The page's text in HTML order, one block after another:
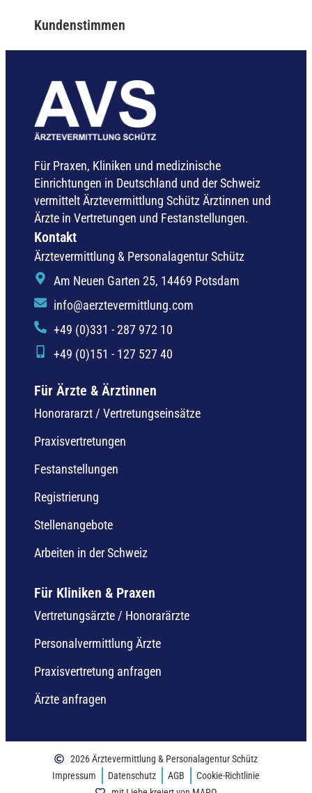
Kundenstimmen
Für Praxen, Kliniken und medizinische
Einrichtungen in Deutschland und der Schweiz
vermittelt Ärztevermittlung Schütz Ärztinnen und
Ärzte in Vertretungen und Festanstellungen.
Für Ärzte & Ärztinnen
Honorararzt / Vertretungseinsätze
Praxisvertretungen
Festanstellungen
Registrierung
Stellenangebote
Arbeiten in der Schweiz
Für Kliniken & Praxen
Vertretungsärzte / Honorarärzte
Personalvermittlung Ärzte
Praxisvertretung anfragen
Ärzte anfragen
Kontakt
Ärztevermittlung & Personalagentur Schütz
Am Neuen Garten 25, 14469 Potsdam
info@aerztevermittlung.com
+49 (0)331 - 287 972 10
+49 (0)151 - 127 527 40
2026 Ärztevermittlung & Personalagentur Schütz
Impressum
Datenschutz AGB
Cookie-Richtlinie